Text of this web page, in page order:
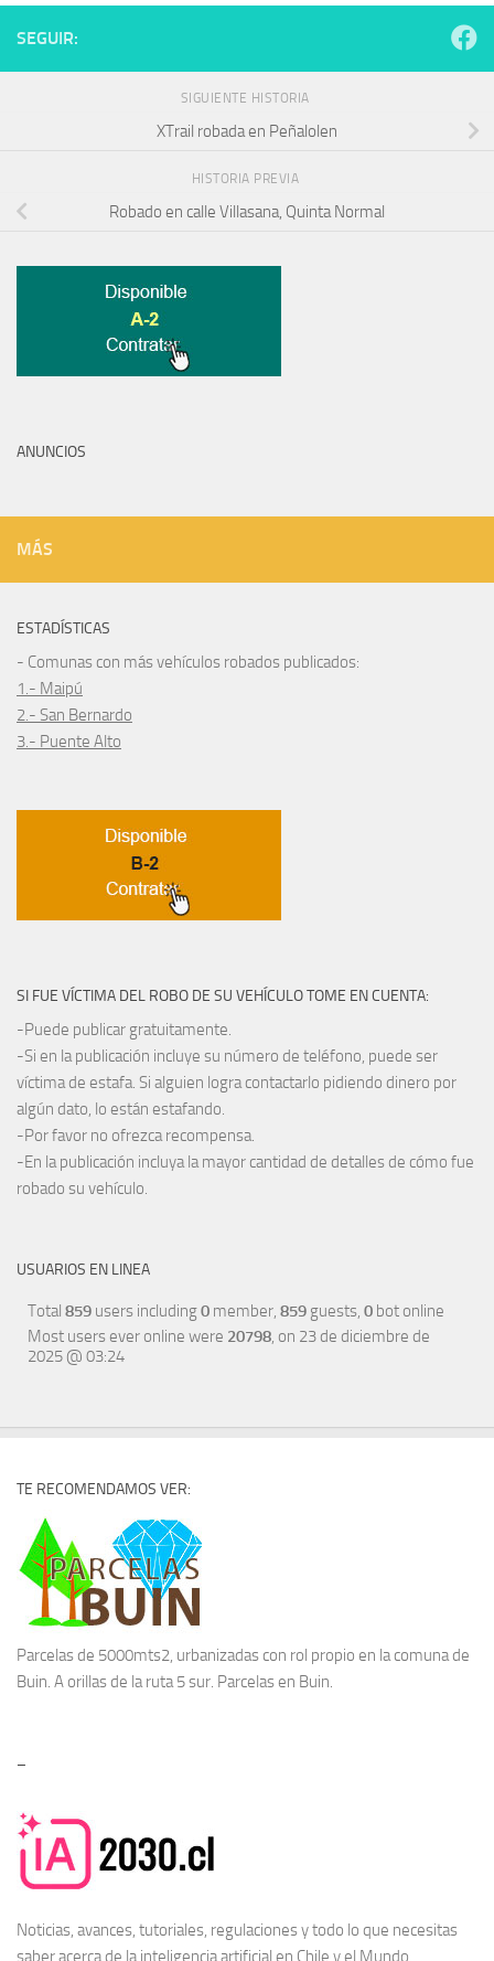
SEGUIR:
SIGUIENTE HISTORIA
XTrail robada en Peñalolen
HISTORIA PREVIA
Robado en calle Villasana, Quinta Normal
ANUNCIOS
MÁS
ESTADÍSTICAS
- Comunas con más vehículos robados publicados:
1.- Maipú
2.- San Bernardo
3.- Puente Alto
SI FUE VÍCTIMA DEL ROBO DE SU VEHÍCULO TOME EN CUENTA:
-Puede publicar gratuitamente.
-Si en la publicación incluye su número de teléfono, puede ser
víctima de estafa. Si alguien logra contactarlo pidiendo dinero por
algún dato, lo están estafando.
-Por favor no ofrezca recompensa.
-En la publicación incluya la mayor cantidad de detalles de cómo fue
robado su vehículo.
USUARIOS EN LINEA
Total 859 users including0 member, 859 guests, 0 bot online
Most users ever online were 20798, on 23 de diciembre de
2025 @ 03:24
TE RECOMENDAMOS VER:
Parcelas de 5000mts2, urbanizadas con rol propio en la comuna de
Buin. A orillas de la ruta 5 sur. Parcelas en Buin.
–
Noticias, avances, tutoriales, regulaciones y todo lo que necesitas
saber acerca de la inteligencia artificial en Chile y el Mundo.